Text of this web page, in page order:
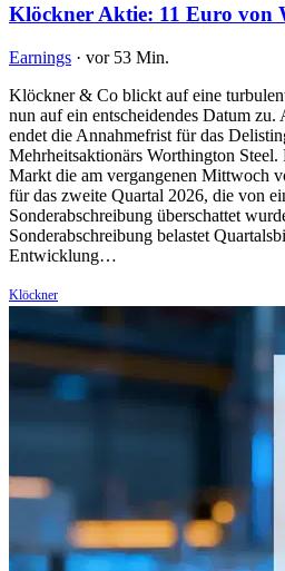
Klöckner Aktie: 11 Euro von
Earnings · vor 53 Min.
Klöckner & Co blickt auf eine
nun auf ein entscheidendes Datum
endet die Annahmefrist für das
Mehrheitsaktionärs Worthington Steel.
Markt die am vergangenen Mittwoch
für das zweite Quartal 2026, die von
Sonderabschreibung überschattet
Sonderabschreibung belastet
Entwicklung…
Klöckner